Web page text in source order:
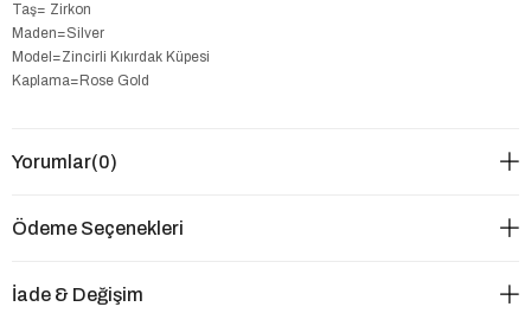
Taş= Zirkon
Maden=Silver
Model=Zincirli Kıkırdak Küpesi
Kaplama=Rose Gold
Yorumlar(0)
Ödeme Seçenekleri
İade & Değişim